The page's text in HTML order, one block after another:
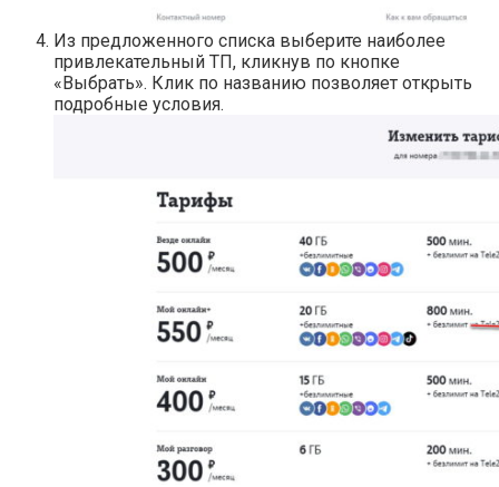
Из предложенного списка выберите наиболее
привлекательный ТП, кликнув по кнопке
«Выбрать». Клик по названию позволяет открыть
подробные условия.